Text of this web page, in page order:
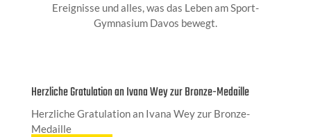
Ereignisse und alles, was das Leben am Sport-
Gymnasium Davos bewegt.
Herzliche Gratulation an Ivana Wey zur Bronze-Medaille
Herzliche Gratulation an Ivana Wey zur Bronze-
Medaille